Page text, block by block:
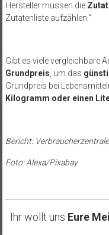
Hersteller müssen die
Zutatenliste aufzählen.“
Gibt es viele vergleichbare
Grundpreis , um das
Grundpreis bei
Kilogramm oder einen
Bericht:
Foto: Alexa/Pixabay
Ihr wollt uns Eure